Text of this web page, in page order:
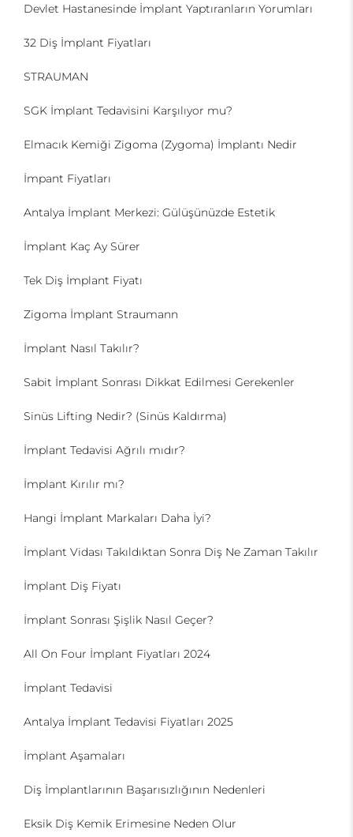
Devlet Hastanesinde İmplant Yaptıranların Yorumları
32 Diş İmplant Fiyatları
STRAUMAN
SGK İmplant Tedavisini Karşılıyor mu?
Elmacık Kemiği Zigoma (Zygoma) İmplantı Nedir
İmpant Fiyatları
Antalya İmplant Merkezi: Gülüşünüzde Estetik
İmplant Kaç Ay Sürer
Tek Diş İmplant Fiyatı
Zigoma İmplant Straumann
İmplant Nasıl Takılır?
Sabit İmplant Sonrası Dikkat Edilmesi Gerekenler
Sinüs Lifting Nedir? (Sinüs Kaldırma)
İmplant Tedavisi Ağrılı mıdır?
İmplant Kırılır mı?
Hangi İmplant Markaları Daha İyi?
İmplant Vidası Takıldıktan Sonra Diş Ne Zaman Takılır
İmplant Diş Fiyatı
İmplant Sonrası Şişlik Nasıl Geçer?
All On Four İmplant Fiyatları 2024
İmplant Tedavisi
Antalya İmplant Tedavisi Fiyatları 2025
İmplant Aşamaları
Diş İmplantlarının Başarısızlığının Nedenleri
Eksik Diş Kemik Erimesine Neden Olur